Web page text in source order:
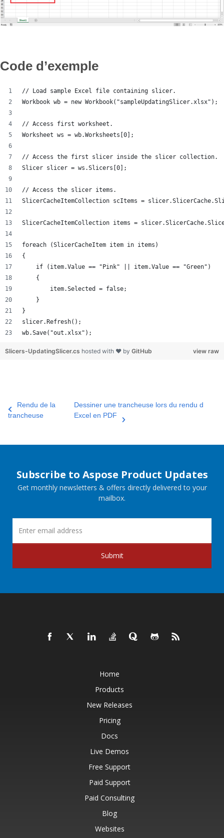
Code d’exemple
// Load sample Excel file containing slicer.
Workbook wb = new Workbook("sampleUpdatingSlicer.xlsx");
// Access first worksheet.
Worksheet ws = wb.Worksheets[0];
// Access the first slicer inside the slicer collection.
Slicer slicer = ws.Slicers[0];
// Access the slicer items.
SlicerCacheItemCollection scItems =
SlicerCacheItemCollection items =
foreach (SlicerCacheItem item in items)
{
    if (item.Value == "Pink" || item.Value == "Green")
    {
        item.Selected = false;
    }
}
slicer.Refresh();
wb.Save("out.xlsx");
view raw
Slicers-UpdatingSlicer.cs hosted with ❤ by GitHub
Rendu de la
trancheuse
Dessiner une trancheuse lors du rendu d
Excel en PDF
Subscribe to Aspose Product Updates
Get monthly newsletters & offers directly delivered to your
mailbox.
Submit
Home
Products
New Releases
Pricing
Docs
Live Demos
Free Support
Paid Support
Paid Consulting
Blog
Websites